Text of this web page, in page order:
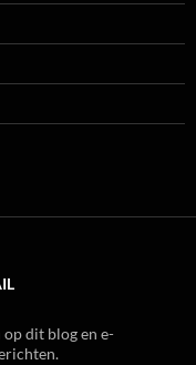
dit blog en e-